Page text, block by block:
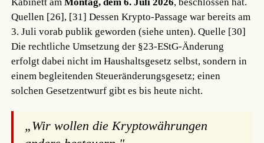
Quellen [26], [31] Dessen Krypto-Passage war bereits am
3. Juli vorab publik geworden (siehe unten).Quelle [30]
Die rechtliche Umsetzung der §23-EStG-Änderung
erfolgt dabei nicht im Haushaltsgesetz selbst, sondern in
einem begleitenden Steueränderungsgesetz; einen
solchen Gesetzentwurf gibt es bis heute nicht.
„Wir wollen die Kryptowährungen